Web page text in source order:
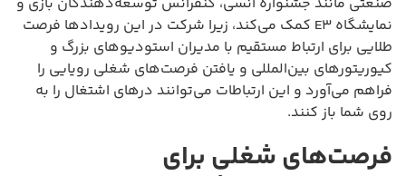
نمایشگاه E3 کمک می‌کند، زیرا شرکت در این رویدادها فرصت
طلایی برای ارتباط مستقیم با مدیران استودیوهای بزرگ و
کیوریتورهای بین‌المللی و یافتن فرصت‌های شغلی رویایی را
فراهم می‌آورد و این ارتباطات می‌توانند درهای اشتغال را به
روی شما باز کنند.
فرصت‌های شغلی برای